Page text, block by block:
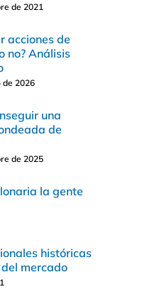
de 2021
acciones de
no? Análisis
de 2026
una
de
de 2025
la gente
históricas
mercado